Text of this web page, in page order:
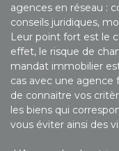
agences en réseau :
conseils juridiques,
Leur point fort est le
effet, le risque de
mandat immobilier
cas avec une agence
de connaitre vos
les biens qui
vous éviter ainsi des